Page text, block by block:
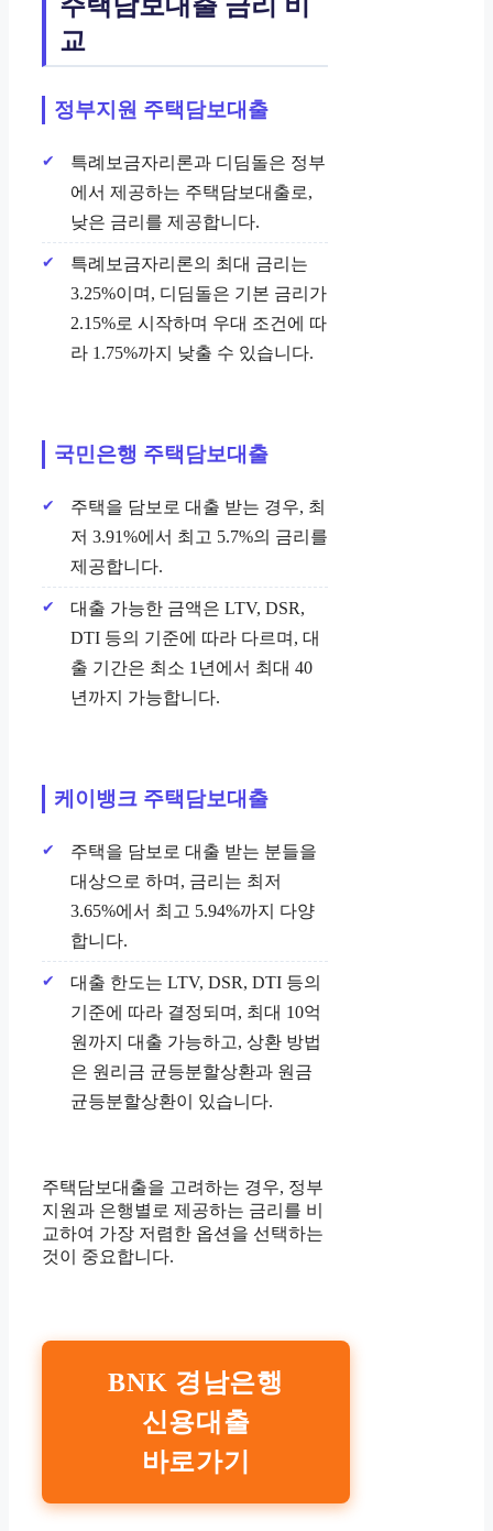
교
정부지원 주택담보대출
특례보금자리론과 디딤돌은 정부
에서 제공하는 주택담보대출로,
낮은 금리를 제공합니다.
특례보금자리론의 최대 금리는
3.25%이며, 디딤돌은 기본 금리가
2.15%로 시작하며 우대 조건에 따
라 1.75%까지 낮출 수 있습니다.
국민은행 주택담보대출
주택을 담보로 대출 받는 경우, 최
저 3.91%에서 최고 5.7%의 금리를
제공합니다.
대출 가능한 금액은 LTV, DSR,
DTI 등의 기준에 따라 다르며, 대
출 기간은 최소 1년에서 최대 40
년까지 가능합니다.
케이뱅크 주택담보대출
주택을 담보로 대출 받는 분들을
대상으로 하며, 금리는 최저
3.65%에서 최고 5.94%까지 다양
합니다.
대출 한도는 LTV, DSR, DTI 등의
기준에 따라 결정되며, 최대 10억
원까지 대출 가능하고, 상환 방법
은 원리금 균등분할상환과 원금
균등분할상환이 있습니다.
주택담보대출을 고려하는 경우, 정부
지원과 은행별로 제공하는 금리를 비
교하여 가장 저렴한 옵션을 선택하는
것이 중요합니다.
BNK 경남은행
신용대출
바로가기